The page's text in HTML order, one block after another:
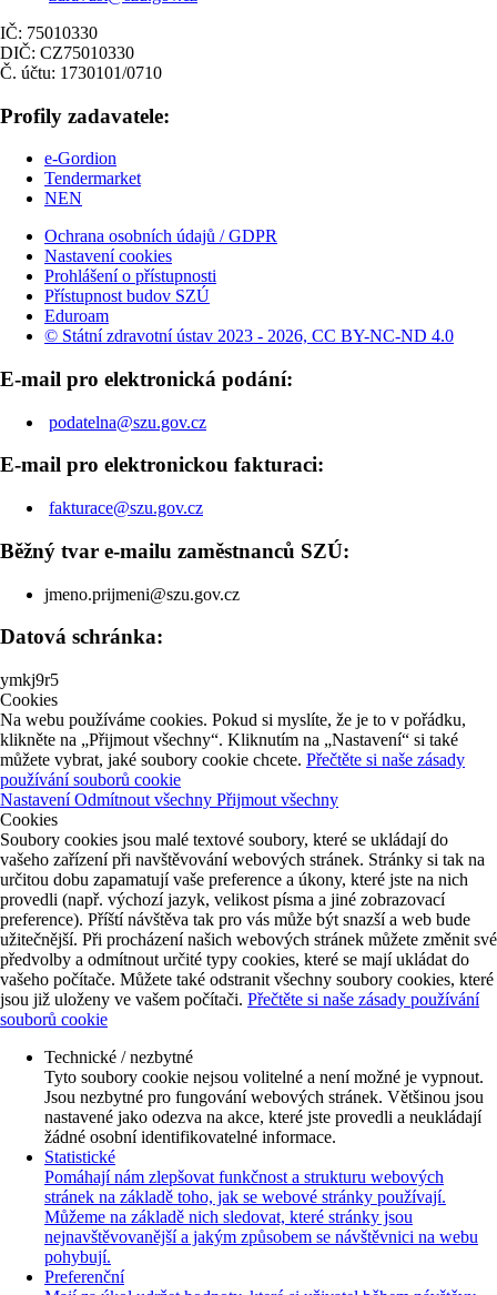
IČ: 75010330
DIČ: CZ75010330
Č. účtu: 1730101/0710
Profily zadavatele:
e-Gordion
Tendermarket
NEN
Ochrana osobních údajů / GDPR
Nastavení cookies
Prohlášení o přístupnosti
Přístupnost budov SZÚ
Eduroam
© Státní zdravotní ústav 2023 - 2026, CC BY-NC-ND 4.0
E-mail pro elektronická podání:
podatelna@szu.gov.cz
E-mail pro elektronickou fakturaci:
fakturace@szu.gov.cz
Běžný tvar e-mailu zaměstnanců SZÚ:
jmeno.prijmeni@szu.gov.cz
Datová schránka:
ymkj9r5
Cookies
Na webu používáme cookies. Pokud si myslíte, že je to v pořádku,
klikněte na „Přijmout všechny“. Kliknutím na „Nastavení“ si také
můžete vybrat, jaké soubory cookie chcete. Přečtěte si naše zásady
používání souborů cookie
NastaveníOdmítnout všechny Přijmout všechny
Cookies
Soubory cookies jsou malé textové soubory, které se ukládají do
vašeho zařízení při navštěvování webových stránek. Stránky si tak na
určitou dobu zapamatují vaše preference a úkony, které jste na nich
provedli (např. výchozí jazyk, velikost písma a jiné zobrazovací
preference). Příští návštěva tak pro vás může být snazší a web bude
užitečnější. Při procházení našich webových stránek můžete změnit své
předvolby a odmítnout určité typy cookies, které se mají ukládat do
vašeho počítače. Můžete také odstranit všechny soubory cookies, které
jsou již uloženy ve vašem počítači. Přečtěte si naše zásady používání
souborů cookie
Technické / nezbytné
Tyto soubory cookie nejsou volitelné a není možné je vypnout.
Jsou nezbytné pro fungování webových stránek. Většinou jsou
nastavené jako odezva na akce, které jste provedli a neukládají
žádné osobní identifikovatelné informace.
Statistické
Pomáhají nám zlepšovat funkčnost a strukturu webových
stránek na základě toho, jak se webové stránky používají.
Můžeme na základě nich sledovat, které stránky jsou
nejnavštěvovanější a jakým způsobem se návštěvnici na webu
pohybují.
Preferenční